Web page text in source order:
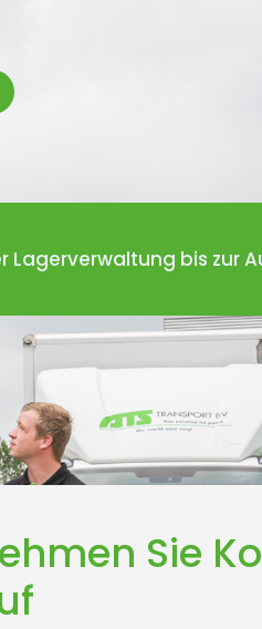
Lagerverwaltung bis zur
Sie